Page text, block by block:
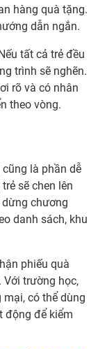
hàng quà tặng.
dẫn ngắn.
tất cả trẻ đều
trình sẽ nghẽn.
rõ và có nhân
theo vòng.
là phần dễ
sẽ chen lên
dừng chương
danh sách, khu
phiếu quà
trường học,
có thể dùng
động để kiểm